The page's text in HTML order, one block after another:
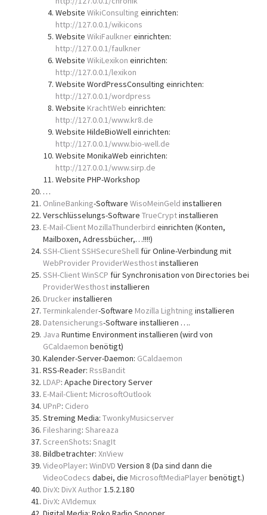
Website WikiConsulting einrichten:
http://127.0.0.1/wikicons
Website WikiFaulknereinrichten:
http://127.0.0.1/faulkner
Website WikiLexikon einrichten:
http://127.0.0.1/lexikon
Website WordPressConsulting einrichten:
http://127.0.0.1/wordpress
Website KrachtWeb einrichten:
http://127.0.0.1/www.kr8.de
Website HildeBioWell einrichten:
http://127.0.0.1/www.bio-well.de
Website MonikaWeb einrichten:
http://127.0.0.1/www.sirp.de
Website PHP-Workshop
…
OnlineBanking-Software WisoMeinGeld installieren
Verschlüsselungs-Software TrueCryptinstallieren
E-Mail-Client MozillaThunderbird einrichten (Konten,
Mailboxen, Adressbücher,…!!!!)
SSH-ClientSSHSecureShell für Online-Verbindung mit
WebProvider ProviderWesthostinstallieren
SSH-ClientWinSCP für Synchronisation von Directories bei
ProviderWesthostinstallieren
Druckerinstallieren
Terminkalender-Software Mozilla Lightning installieren
Datensicherungs-Software installieren ….
Java Runtime Environment installieren (wird von
GCaldaemon benötigt)
Kalender-Server-Daemon: GCaldaemon
RSS-Reader: RssBandit
LDAP: Apache Directory Server
E-Mail-Client: MicrosoftOutlook
UPnP: Cidero
Streming Media: TwonkyMusicserver
Filesharing: Shareaza
ScreenShots: SnagIt
Bildbetrachter: XnView
VideoPlayer: WinDVD Version 8 (Da sind dann die
VideoCodecs dabei, die MicrosoftMediaPlayerbenötigt.)
DivX: DivX Author1.5.2.180
DivX: AVIdemux